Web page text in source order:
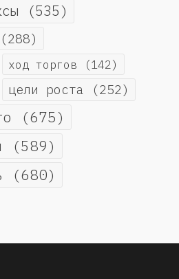
(535)
(288)
ход торгов (142)
цели роста (252)
(675)
(589)
(680)